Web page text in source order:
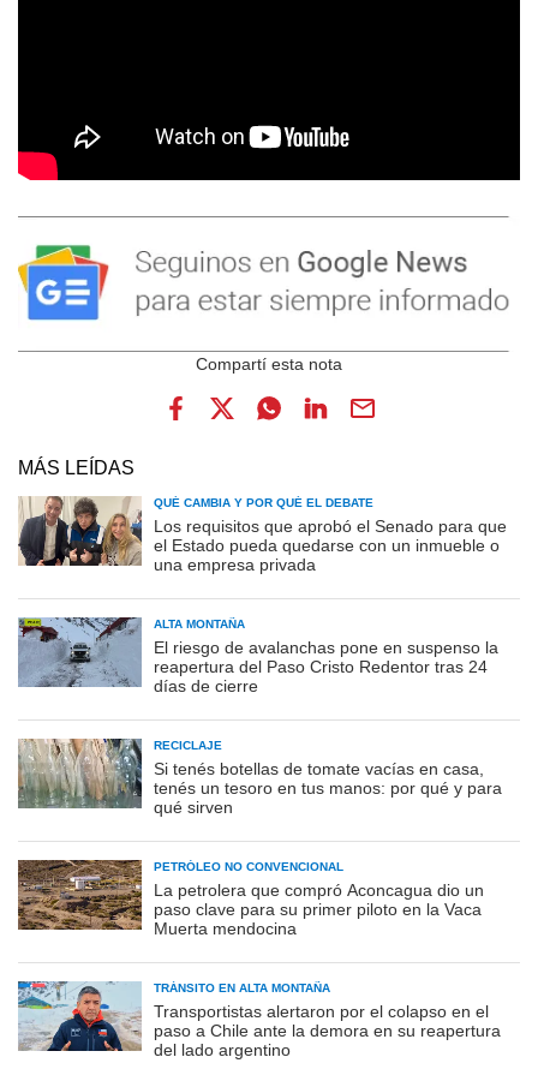
MÁS LEÍDAS
QUÉ CAMBIA Y POR QUÉ EL DEBATE
Los requisitos que aprobó el Senado para que
el Estado pueda quedarse con un inmueble o
una empresa privada
ALTA MONTAÑA
El riesgo de avalanchas pone en suspenso la
reapertura del Paso Cristo Redentor tras 24
días de cierre
RECICLAJE
Si tenés botellas de tomate vacías en casa,
tenés un tesoro en tus manos: por qué y para
qué sirven
PETRÓLEO NO CONVENCIONAL
La petrolera que compró Aconcagua dio un
paso clave para su primer piloto en la Vaca
Muerta mendocina
TRÁNSITO EN ALTA MONTAÑA
Transportistas alertaron por el colapso en el
paso a Chile ante la demora en su reapertura
del lado argentino